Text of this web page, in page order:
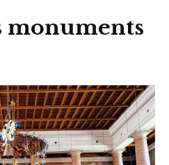
monuments